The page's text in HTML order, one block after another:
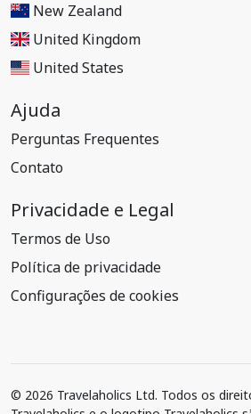
New Zealand
United Kingdom
United States
Ajuda
Perguntas Frequentes
Contato
Privacidade e Legal
Termos de Uso
Política de privacidade
Configurações de cookies
© 2026 Travelaholics Ltd. Todos os